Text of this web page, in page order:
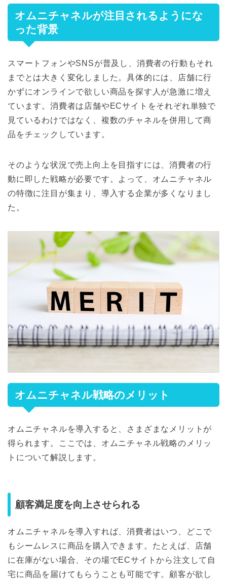
オムニチャネルが注目されるようにな
った背景
スマートフォンやSNSが普及し、消費者の行動もそれ
までとは大きく変化しました。具体的には、店舗に行
かずにオンラインで欲しい商品を探す人が急激に増え
ています。消費者は店舗やECサイトをそれぞれ単独で
見ているわけではなく、複数のチャネルを併用して商
品をチェックしています。
そのような状況で売上向上を目指すには、消費者の行
動に即した戦略が必要です。よって、オムニチャネル
の特徴に注目が集まり、導入する企業が多くなりまし
た。
オムニチャネル戦略のメリット
オムニチャネルを導入すると、さまざまなメリットが
得られます。ここでは、オムニチャネル戦略のメリッ
トについて解説します。
顧客満足度を向上させられる
オムニチャネルを導入すれば、消費者はいつ、どこで
もシームレスに商品を購入できます。たとえば、店舗
に在庫がない場合、その場でECサイトから注文して自
宅に商品を届けてもらうことも可能です。顧客が欲し